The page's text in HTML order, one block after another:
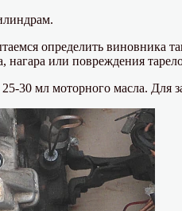
определить виновника
нагара или повреждения
30 мл моторного масла.